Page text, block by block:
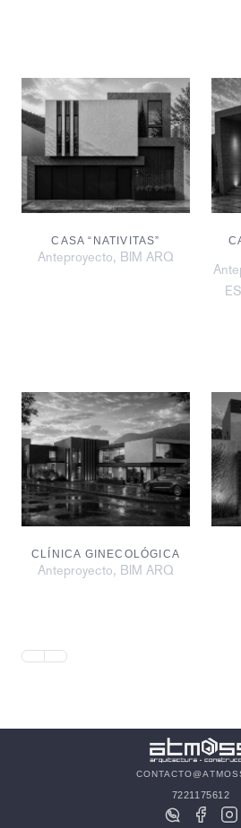
CASA “NATIVITAS”
Anteproyecto, BIM ARQ
CLÍNICA GINECOLÓGICA
Anteproyecto, BIM ARQ
7221175612